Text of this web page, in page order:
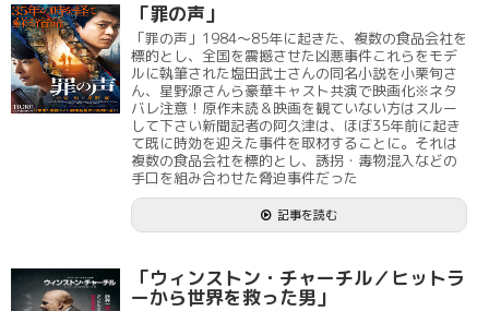
「罪の声」
「罪の声」1984～85年に起きた、複数の食品会社を
標的とし、全国を震撼させた凶悪事件これらをモデ
ルに執筆された塩田武士さんの同名小説を小栗旬さ
ん、星野源さんら豪華キャスト共演で映画化※ネタ
バレ注意！原作未読＆映画を観ていない方はスルー
して下さい新聞記者の阿久津は、ほぼ35年前に起き
て既に時効を迎えた事件を取材することに。それは
複数の食品会社を標的とし、誘拐・毒物混入などの
手口を組み合わせた脅迫事件だった
記事を読む
「ウィンストン・チャーチル／ヒットラ
ーから世界を救った男」